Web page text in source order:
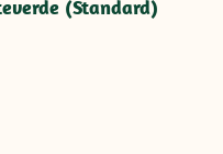
(Standard)